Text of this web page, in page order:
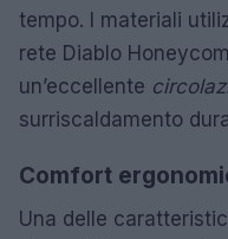
tempo. I materiali
rete Diablo
un’eccellente
surriscaldamento
Comfort
Una delle